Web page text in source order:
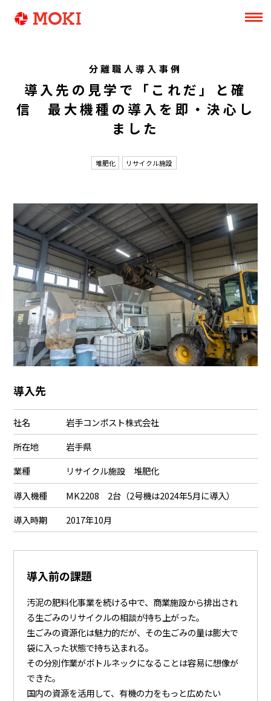
分離職人導入事例
導入先の見学で「これだ」と確
信 最大機種の導入を即・決心し
ました
堆肥化 リサイクル施設
導入先
社名
岩手コンポスト株式会社
所在地
岩手県
業種
リサイクル施設 堆肥化
導入機種
MK2208 2台（2号機は2024年5月に導入）
導入時期
2017年10月
導入前の課題
汚泥の肥料化事業を続ける中で、商業施設から排出され
る生ごみのリサイクルの相談が持ち上がった。
生ごみの資源化は魅力的だが、その生ごみの量は膨大で
袋に入った状態で持ち込まれる。
その分別作業がボトルネックになることは容易に想像が
できた。
国内の資源を活用して、有機の力をもっと広めたい